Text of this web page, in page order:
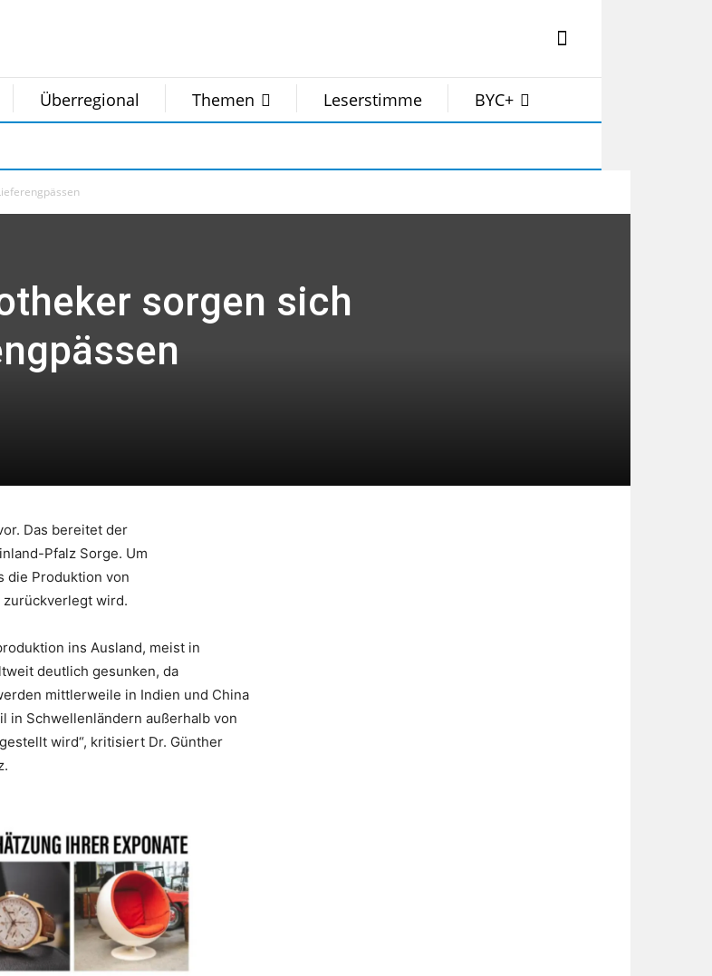
Überregional Themen Leserstimme BYC+
sorgen sich
Das bereitet der
Pfalz Sorge. Um
die Produktion von
wird.
ins Ausland, meist in
deutlich gesunken, da
mittlerweile in Indien und China
in Schwellenländern außerhalb von
wird“, kritisiert Dr. Günther